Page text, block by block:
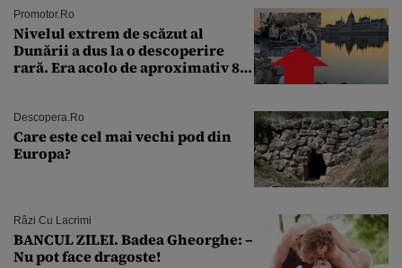
Promotor.ro
Nivelul extrem de scăzut al
Dunării a dus la o descoperire
rară. Era acolo de aproximativ 80
Descopera.ro
Care este cel mai vechi pod din
Europa?
Râzi Cu Lacrimi
BANCUL ZILEI. Badea Gheorghe: –
Nu pot face dragoste!